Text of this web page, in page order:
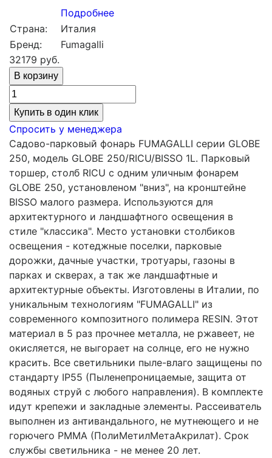
Подробнее
Страна:
Италия
Бренд:
Fumagalli
32179 руб.
Купить в один клик
Спросить у менеджера
Садово-парковый фонарь FUMAGALLI серии GLOBE
250, модель GLOBE 250/RICU/BISSO 1L. Парковый
торшер, столб RICU с одним уличным фонарем
GLOBE 250, установленом "вниз", на кронштейне
BISSO малого размера. Используются для
архитектурного и ландшафтного освещения в
стиле "классика". Место установки столбиков
освещения - котеджные поселки, парковые
дорожки, дачные участки, тротуары, газоны в
парках и скверах, а так же ландшафтные и
архитектурные объекты. Изготовлены в Италии, по
уникальным технологиям "FUMAGALLI" из
современного композитного полимера RESIN. Этот
материал в 5 раз прочнее металла, не ржавеет, не
окисляется, не выгорает на солнце, его не нужно
красить. Все светильники пыле-влаго защищены по
стандарту IP55 (Пыленепроницаемые, защита от
водяных струй с любого направления). В комплекте
идут крепежи и закладные элементы. Рассеиватель
выполнен из антивандального, не мутнеющего и не
горючего PMMA (ПолиМетилМетаАкрилат). Срок
службы светильника - не менее 20 лет.